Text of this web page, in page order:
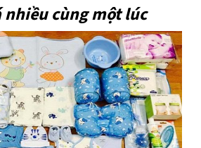
nhiều cùng một lúc